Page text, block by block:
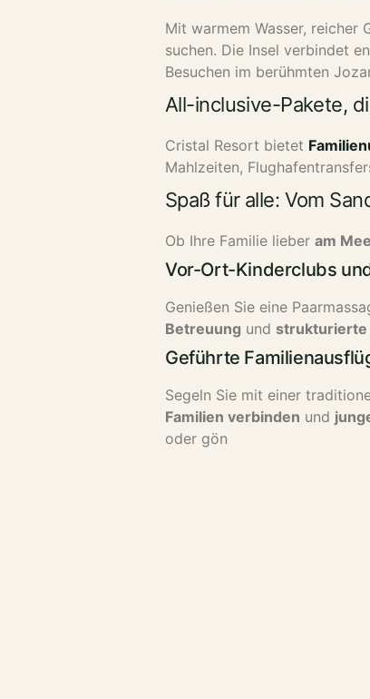
Mit warmem Wasser, reicher
suchen. Die Insel verbindet
Besuchen im berühmten
All-inclusive-Pakete,
Cristal Resort bietet
Mahlzeiten,
Spaß für alle: Vom
Ob Ihre Familie lieber am
Vor-Ort-Kinderclubs
Genießen Sie eine
Betreuung und strukturierte
Geführte
Segeln Sie mit einer
Familien verbinden und
oder gön